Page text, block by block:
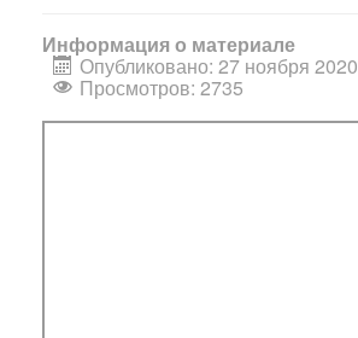
Информация о материале
Опубликовано: 27 ноября 2020
Просмотров: 2735